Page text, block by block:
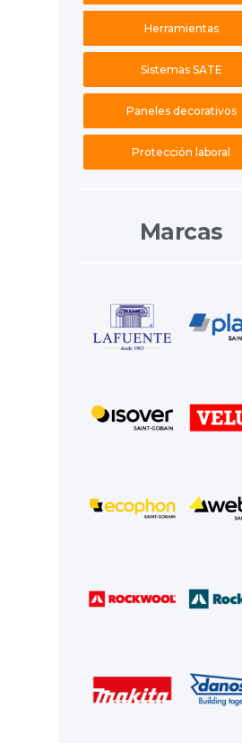
Herramientas
Sistemas SATE
Paneles decorativos
Protección laboral
Marcas